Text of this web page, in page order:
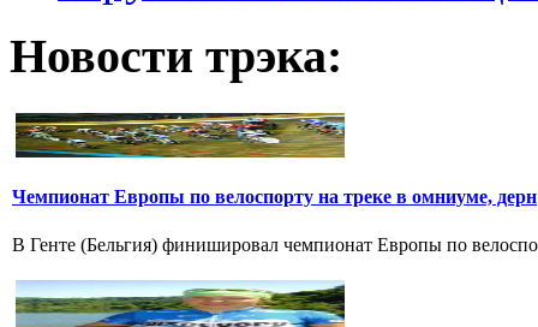
Новости трэка:
Чемпионат Европы по велоспорту на треке в омниуме, дерн
В Генте (Бельгия) финишировал чемпионат Европы по